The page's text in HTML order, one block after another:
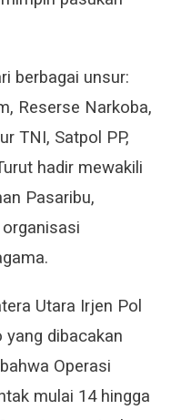
berbagai unsur:
Reserse Narkoba,
TNI, Satpol PP,
hadir mewakili
Pasaribu,
Utara Irjen Pol
dibacakan
Operasi
mulai 14 hingga